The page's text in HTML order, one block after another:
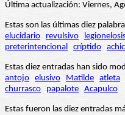
Última actualización: Viernes,
Estas son las últimas diez
elucidario
revulsivo
preterintencional críptido
Estas diez entradas han sido
antojo elusivo Matilde atleta
churrasco
papalote Acapulco
Estas fueron las diez entradas